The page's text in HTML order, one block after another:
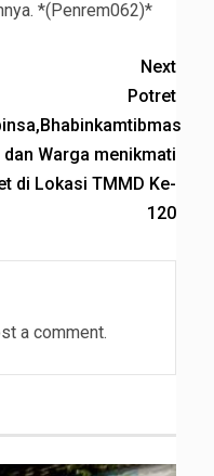
*(Penrem062)*
Next
Potret
dan Warga menikmati
di Lokasi TMMD Ke-
120
a comment.